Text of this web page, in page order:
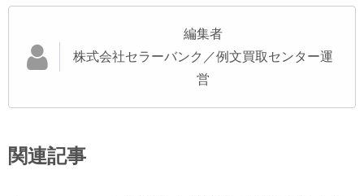
編集者
株式会社セラーバンク／例文買取センター運
営
関連記事